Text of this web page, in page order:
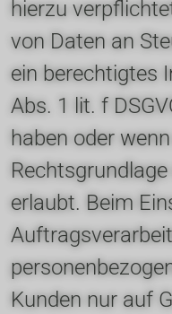
hierzu
von Daten an
ein berechtigtes
Abs. 1 lit. f
haben oder
erlaubt. Beim
Kunden nur auf